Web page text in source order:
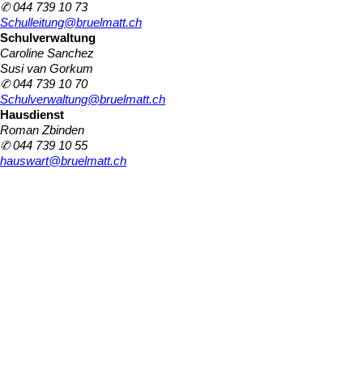
✆ 044 739 10 73
Schulleitung@bruelmatt.ch
Schulverwaltung
Caroline Sanchez
Susi van Gorkum
✆ 044 739 10 70
Schulverwaltung@bruelmatt.ch
Hausdienst
Roman Zbinden
✆ 044 739 10 55
hauswart@bruelmatt.ch